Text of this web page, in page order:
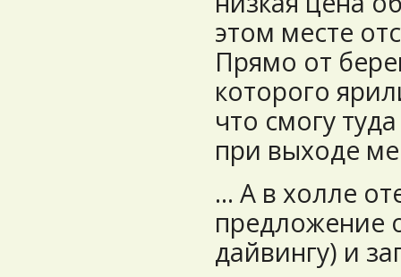
этом месте
Прямо от
которого
что смогу
при выходе
... А в холле
предложение
дайвингу) и